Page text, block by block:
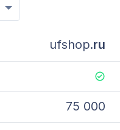
ufshop.ru
75 000